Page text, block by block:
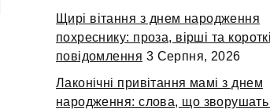
Щирі вітання з днем народження
похреснику: проза, вірші та короткі
повідомлення 3 Серпня, 2026
Лаконічні привітання мамі з днем
народження: слова, що